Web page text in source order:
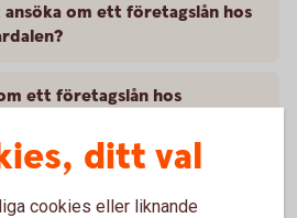
om ett företagslån hos
ett företagslån hos
ditt val
cookies eller liknande